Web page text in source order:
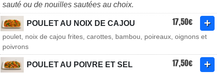
sauté ou de nouilles sautées au choix.
POULET AU NOIX DE CAJOU 17,50€
poulet, noix de cajou frites, carottes, bambou, poireaux, oignons et
poivrons
POULET AU POIVRE ET SEL 17,50€